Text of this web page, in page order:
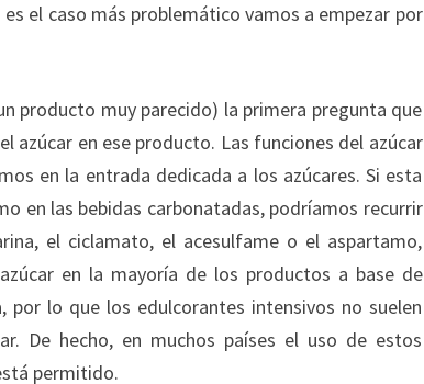
el caso más problemático vamos a empezar por
producto muy parecido) la primera pregunta que
azúcar en ese producto. Las funciones del azúcar
en la entrada dedicada a los azúcares. Si esta
en las bebidas carbonatadas, podríamos recurrir
el ciclamato, el acesulfame o el aspartamo,
en la mayoría de los productos a base de
por lo que los edulcorantes intensivos no suelen
De hecho, en muchos países el uso de estos
permitido.